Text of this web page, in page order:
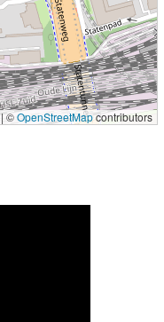
|©OpenStreetMapcontributors